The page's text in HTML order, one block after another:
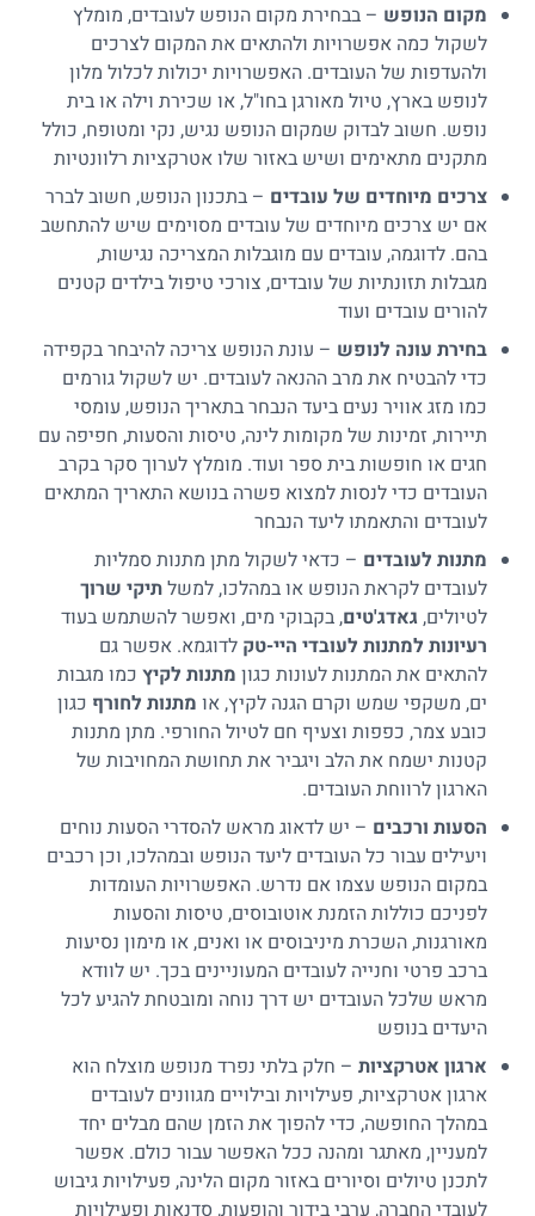
מקום הנופש – בבחירת מקום הנופש לעובדים, מומלץ
לשקול כמה אפשרויות ולהתאים את המקום לצרכים
ולהעדפות של העובדים. האפשרויות יכולות לכלול מלון
לנופש בארץ, טיול מאורגן בחו"ל, או שכירת וילה או בית
נופש. חשוב לבדוק שמקום הנופש נגיש, נקי ומטופח, כולל
מתקנים מתאימים ושיש באזור שלו אטרקציות רלוונטיות
צרכים מיוחדים של עובדים – בתכנון הנופש, חשוב לברר
אם יש צרכים מיוחדים של עובדים מסוימים שיש להתחשב
בהם. לדוגמה, עובדים עם מוגבלות המצריכה נגישות,
מגבלות תזונתיות של עובדים, צורכי טיפול בילדים קטנים
להורים עובדים ועוד
בחירת עונה לנופש – עונת הנופש צריכה להיבחר בקפידה
כדי להבטיח את מרב ההנאה לעובדים. יש לשקול גורמים
כמו מזג אוויר נעים ביעד הנבחר בתאריך הנופש, עומסי
תיירות, זמינות של מקומות לינה, טיסות והסעות, חפיפה עם
חגים או חופשות בית ספר ועוד. מומלץ לערוך סקר בקרב
העובדים כדי לנסות למצוא פשרה בנושא התאריך המתאים
לעובדים והתאמתו ליעד הנבחר
מתנות לעובדים – כדאי לשקול מתן מתנות סמליות
לעובדים לקראת הנופש או במהלכו, למשלתיקי שרוך
לטיולים,גאדג'טים, בקבוקי מים, ואפשר להשתמש בעוד
רעיונות למתנות לעובדי היי-טק לדוגמא. אפשר גם
להתאים את המתנות לעונות כגון מתנות לקיץ כמו מגבות
ים, משקפי שמש וקרם הגנה לקיץ, או מתנות לחורף כגון
כובע צמר, כפפות וצעיף חם לטיול החורפי. מתן מתנות
קטנות ישמח את הלב ויגביר את תחושת המחויבות של
הארגון לרווחת העובדים.
הסעות ורכבים – יש לדאוג מראש להסדרי הסעות נוחים
ויעילים עבור כל העובדים ליעד הנופש ובמהלכו, וכן רכבים
במקום הנופש עצמו אם נדרש. האפשרויות העומדות
לפניכם כוללות הזמנת אוטובוסים, טיסות והסעות
מאורגנות, השכרת מיניבוסים או ואנים, או מימון נסיעות
ברכב פרטי וחנייה לעובדים המעוניינים בכך. יש לוודא
מראש שלכל העובדים יש דרך נוחה ומובטחת להגיע לכל
היעדים בנופש
ארגון אטרקציות – חלק בלתי נפרד מנופש מוצלח הוא
ארגון אטרקציות, פעילויות ובילויים מגוונים לעובדים
במהלך החופשה, כדי להפוך את הזמן שהם מבלים יחד
למעניין, מאתגר ומהנה ככל האפשר עבור כולם. אפשר
לתכנן טיולים וסיורים באזור מקום הלינה, פעילויות גיבוש
לעובדי החברה, ערבי בידור והופעות, סדנאות ופעילויות